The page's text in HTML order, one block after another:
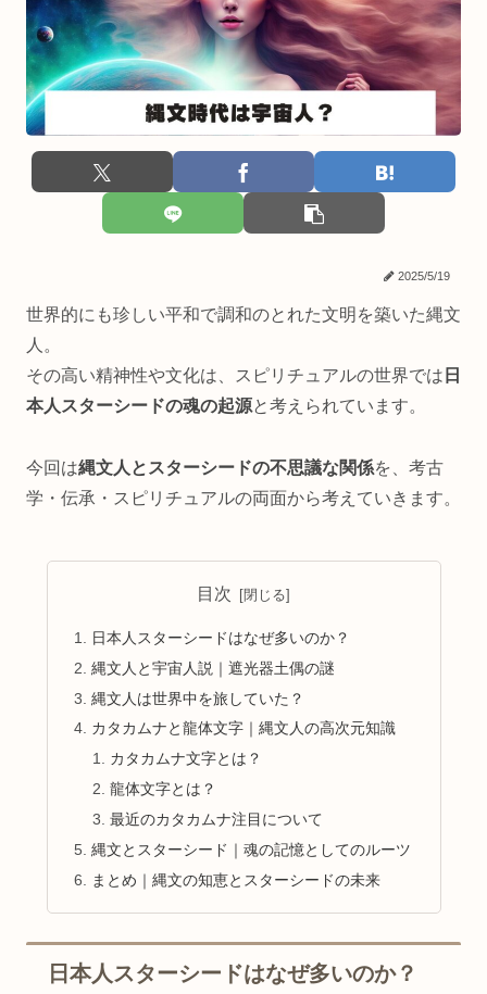
2025/5/19
世界的にも珍しい平和で調和のとれた文明を築いた縄文
人。
その高い精神性や文化は、スピリチュアルの世界では 日
本人スターシードの魂の起源と考えられています。
今回は縄文人とスターシードの不思議な関係を、考古
学・伝承・スピリチュアルの両面から考えていきます。
目次
日本人スターシードはなぜ多いのか？
縄文人と宇宙人説｜遮光器土偶の謎
縄文人は世界中を旅していた？
カタカムナと龍体文字｜縄文人の高次元知識
カタカムナ文字とは？
龍体文字とは？
最近のカタカムナ注目について
縄文とスターシード｜魂の記憶としてのルーツ
まとめ｜縄文の知恵とスターシードの未来
日本人スターシードはなぜ多いのか？